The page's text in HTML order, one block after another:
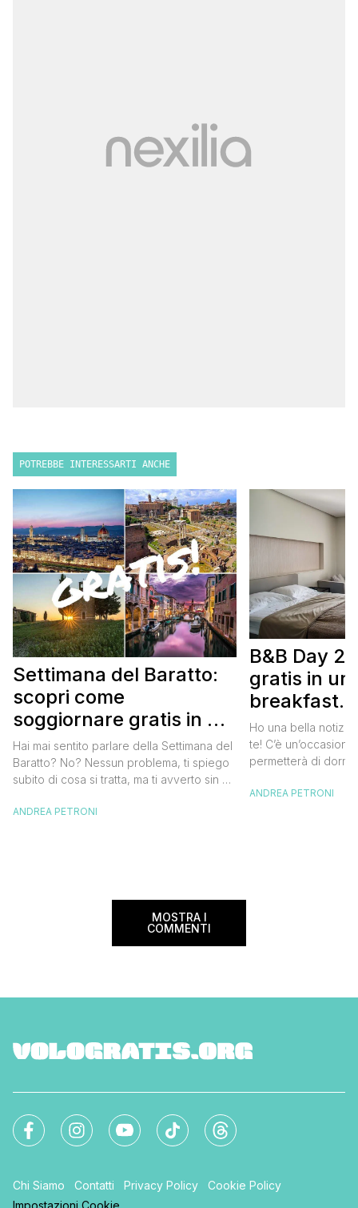
POTREBBE INTERESSARTI ANCHE
Settimana del Baratto:
scopri come
soggiornare gratis in un
bed and breakfast
Hai mai sentito parlare della Settimana del
Baratto? No? Nessun problema, ti spiego
subito di cosa si tratta, ma ti avverto sin da
tantissimo perché ti permetterà di
ANDREA PETRONI
B&B Day
gratis in un
breakfast.
gratis
Ho una bella
te! C’è
permetterà di
meravigliosi del
ANDREA PETRONI
MOSTRA I
COMMENTI
Chi Siamo Contatti Privacy Policy
Cookie Policy
Impostazioni Cookie